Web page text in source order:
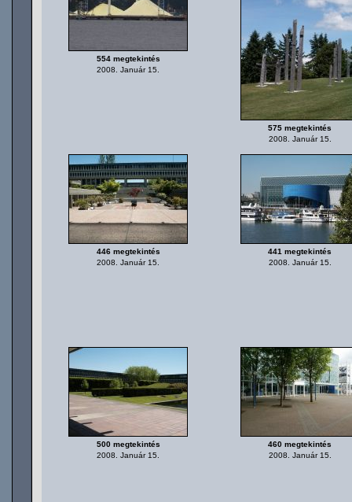
554 megtekintés
2008. Január 15.
575 megtekintés
2008. Január 15.
446 megtekintés
2008. Január 15.
441 megtekintés
2008. Január 15.
500 megtekintés
2008. Január 15.
460 megtekintés
2008. Január 15.